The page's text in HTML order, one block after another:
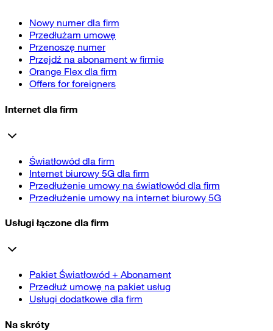
Nowy numer dla firm
Przedłużam umowę
Przenoszę numer
Przejdź na abonament w firmie
Orange Flex dla firm
Offers for foreigners
Internet dla firm
Światłowód dla firm
Internet biurowy 5G dla firm
Przedłużenie umowy na światłowód dla firm
Przedłużenie umowy na internet biurowy 5G
Usługi łączone dla firm
Pakiet Światłowód + Abonament
Przedłuż umowę na pakiet usług
Usługi dodatkowe dla firm
Na skróty